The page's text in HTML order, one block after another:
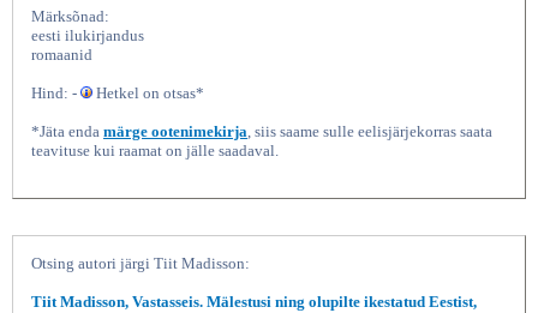
Märksõnad:
eesti ilukirjandus
romaanid
Hind: - Hetkel on otsas*
*Jäta enda märge ootenimekirja, siis saame sulle eelisjärjekorras saata
teavituse kui raamat on jälle saadaval.
Otsing autori järgi Tiit Madisson:
Tiit Madisson, Vastasseis. Mälestusi ning olupilte ikestatud Eestist,